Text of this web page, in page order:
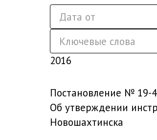
2016
Постановление № 19-
Об утверждении
Новошахтинска